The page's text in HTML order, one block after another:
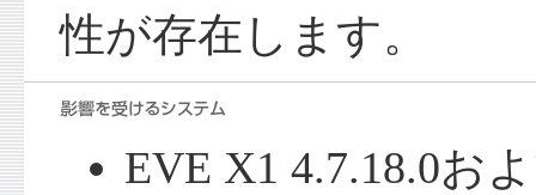
性が存在します。
EVE X1 4.7.18.0お